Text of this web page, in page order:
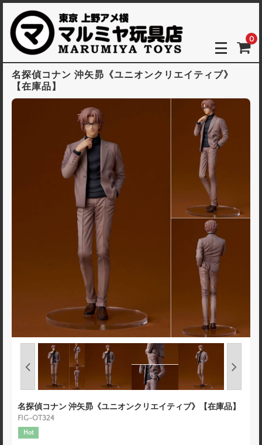
0
名探偵コナン 沖矢昴《ユニオンクリエイティブ》
【在庫品】
名探偵コナン 沖矢昴《ユニオンクリエイティブ》【在庫品】
FIG-OT324
Hot